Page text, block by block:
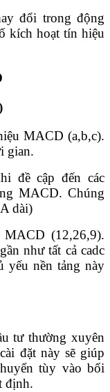
đổi trong động
kích hoạt tín hiệu
MACD (a,b,c).
gian.
đề cập đến các
MACD. Chúng
dài)
MACD (12,26,9).
như tất cả cadc
yếu nền tảng này
tư thường xuyên
đặt này sẽ giúp
tùy vào bối
định.